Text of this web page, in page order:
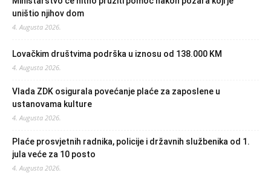
uništio njihov dom
4. Augusta 2026.
Lovačkim društvima podrška u iznosu od 138.000 KM
4. Augusta 2026.
Vlada ZDK osigurala povećanje plaće za zaposlene u
ustanovama kulture
4. Augusta 2026.
Plaće prosvjetnih radnika, policije i državnih službenika od 1.
jula veće za 10 posto
4. Augusta 2026.